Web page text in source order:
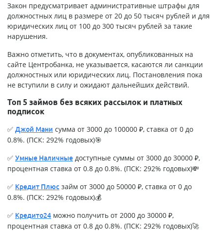
Закон предусматривает административные штрафы для
должностных лиц в размере от 20 до 50 тысяч рублей и для
юридических лиц от 100 до 300 тысяч рублей за такие
нарушения.
Важно отметить, что в документах, опубликованных на
сайте Центробанка, не указывается, касаются ли санкции
должностных или юридических лиц. Постановления пока
не вступили в силу и ожидают дальнейших действий.
Топ 5 займов без всяких рассылок и платных
подписок
✅ Джой Мани сумма от 3000 до 100000 ₽, ставка от 0 до
0.8%. (ПСК: 292% годовых)🎯
✅ Умные Наличные доступные суммы от 3000 до 30000 ₽,
процентная ставка от 0.8 до 0.8%. (ПСК: 292% годовых)💸
✅ Кредит Плюс займ от 3000 до 50000 ₽, ставка от 0 до
0.8%. (ПСК: 292% годовых)💰
✅ Кредито24 можно получить от 2000 до 30000 ₽,
процентная ставка от 0.8 до 0.8%. (ПСК: 292% годовых)🚀